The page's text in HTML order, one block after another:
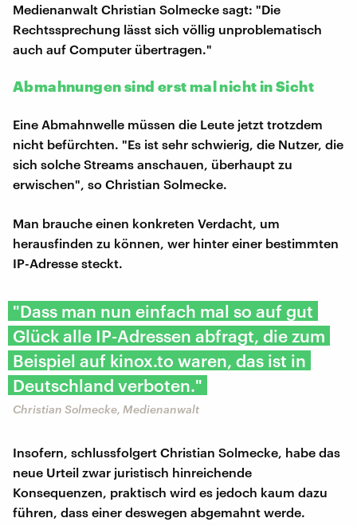
Medienanwalt Christian Solmecke sagt: "Die
Rechtssprechung lässt sich völlig unproblematisch
auch auf Computer übertragen."
Abmahnungen sind erst mal nicht in Sicht
Eine Abmahnwelle müssen die Leute jetzt trotzdem
nicht befürchten. "Es ist sehr schwierig, die Nutzer, die
sich solche Streams anschauen, überhaupt zu
erwischen", so Christian Solmecke.
Man brauche einen konkreten Verdacht, um
herausfinden zu können, wer hinter einer bestimmten
IP-Adresse steckt.
"Dass man nun einfach mal so auf gut
Glück alle IP-Adressen abfragt, die zum
Beispiel auf kinox.to waren, das ist in
Deutschland verboten."
Christian Solmecke, Medienanwalt
Insofern, schlussfolgert Christian Solmecke, habe das
neue Urteil zwar juristisch hinreichende
Konsequenzen, praktisch wird es jedoch kaum dazu
führen, dass einer deswegen abgemahnt werde.